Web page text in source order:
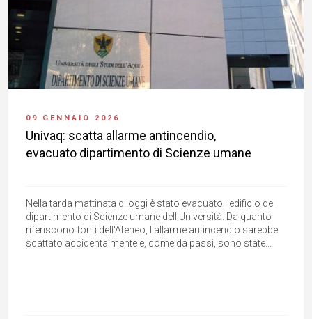
09 GENNAIO 2026
Univaq: scatta allarme antincendio,
evacuato dipartimento di Scienze umane
Nella tarda mattinata di oggi è stato evacuato l'edificio del
dipartimento di Scienze umane dell'Università. Da quanto
riferiscono fonti dell'Ateneo, l'allarme antincendio sarebbe
scattato accidentalmente e, come da passi, sono state...